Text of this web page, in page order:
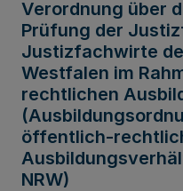
Verordnung über
Prüfung der
Justizfachwirte
Westfalen im
rechtlichen
öffentlich-
NRW)